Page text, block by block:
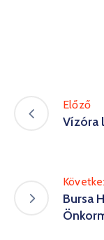
Előző
Vízóra
Bursa